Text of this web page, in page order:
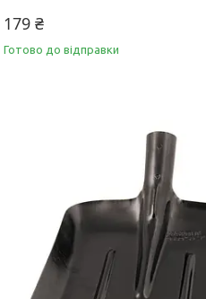
179 ₴
Готово до відправки